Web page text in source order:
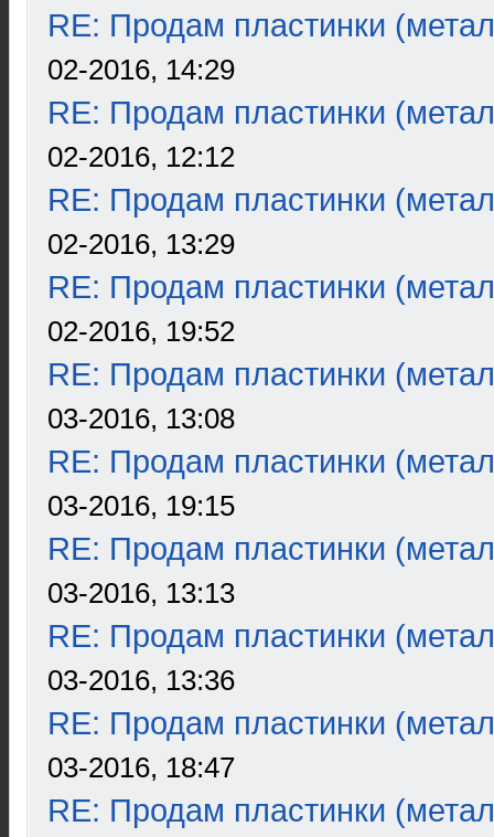
RE: Продам пластинки
02-2016, 14:29
RE: Продам пластинки
02-2016, 12:12
RE: Продам пластинки
02-2016, 13:29
RE: Продам пластинки
02-2016, 19:52
RE: Продам пластинки
03-2016, 13:08
RE: Продам пластинки
03-2016, 19:15
RE: Продам пластинки
03-2016, 13:13
RE: Продам пластинки
03-2016, 13:36
RE: Продам пластинки
03-2016, 18:47
RE: Продам пластинки